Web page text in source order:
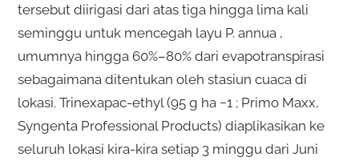
tersebut diirigasi dari atas tiga hingga lima kali
seminggu untuk mencegah layu P. annua ,
umumnya hingga 60%–80% dari evapotranspirasi
sebagaimana ditentukan oleh stasiun cuaca di
lokasi. Trinexapac-ethyl (95 g ha −1 ; Primo Maxx,
Syngenta Professional Products) diaplikasikan ke
seluruh lokasi kira-kira setiap 3 minggu dari Juni